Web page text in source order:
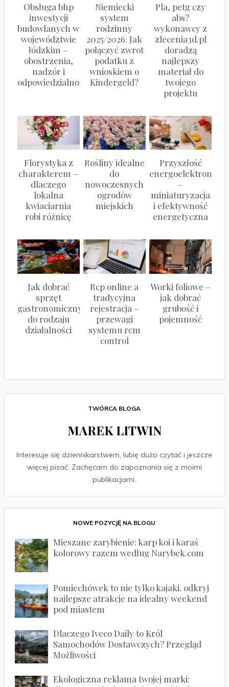
Obsługa bhp
inwestycji
budowlanych w
województwie
łódzkim –
obostrzenia,
nadzór i
odpowiedzialność
Niemiecki
system
rodzinny
2025/2026: Jak
połączyć zwrot
podatku z
wnioskiem o
Kindergeld?
Pla, petg czy
abs?
wykonawcy z
zlecenia3d.pl
doradzą
najlepszy
materiał do
twojego
projektu
Florystyka z
charakterem –
dlaczego
lokalna
kwiaciarnia
robi różnicę
Rośliny idealne
do
nowoczesnych
ogrodów
miejskich
Przyszłość
energoelektroniki
–
miniaturyzacja
i efektywność
energetyczna
Jak dobrać
sprzęt
gastronomiczny
do rodzaju
działalności
Rcp online a
tradycyjna
rejestracja –
przewagi
systemu rcm
control
Worki foliowe –
jak dobrać
grubość i
pojemność
TWÓRCA BLOGA
MAREK LITWIN
Interesuje się dziennikarstwem, lubię dużo czytać i jeszcze
więcej pisać. Zachęcam do zapoznania się z moimi
publikacjami.
NOWE POZYCJĘ NA BLOGU
Mieszane zarybienie: karp koi i karaś
kolorowy razem według Narybek.com
Pomiechówek to nie tylko kajaki. odkryj
najlepsze atrakcje na idealny weekend
pod miastem
Dlaczego Iveco Daily to Król
Samochodów Dostawczych? Przegląd
Możliwości
Ekologiczna reklama twojej marki: